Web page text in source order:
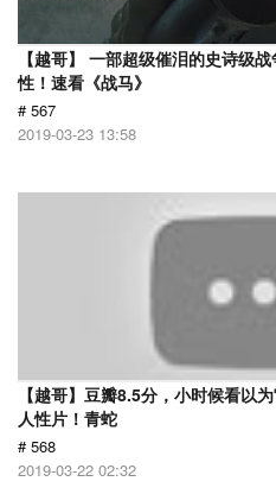
【越哥】 一部超级催泪的史诗级
性！速看《战马》
# 567
2019-03-23 13:58
【越哥】豆瓣8.5分，小时候看以
人性片！青蛇
# 568
2019-03-22 02:32